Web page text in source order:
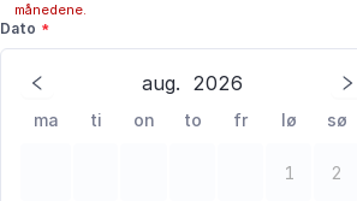
månedene.
Dato
aug. 2026
ma ti on to fr lø sø
1 2